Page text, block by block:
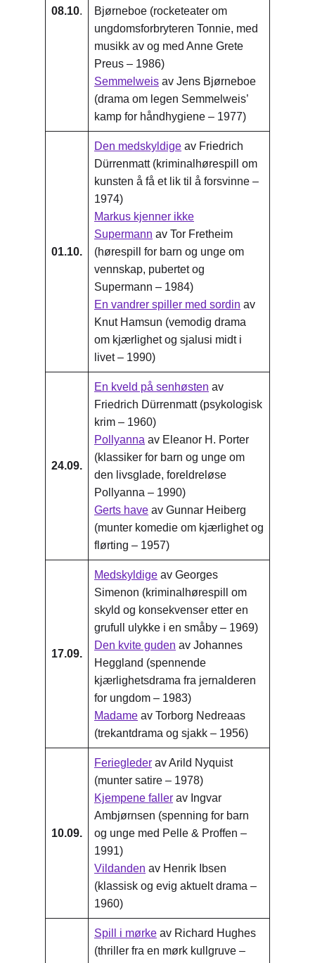
08.10.
Bjørneboe (rocketeater om
ungdomsforbryteren Tonnie, med
musikk av og med Anne Grete
Preus – 1986)
Semmelweis av Jens Bjørneboe
(drama om legen Semmelweis’
kamp for håndhygiene – 1977)
01.10.
Den medskyldige av Friedrich
Dürrenmatt (kriminalhørespill om
kunsten å få et lik til å forsvinne –
1974)
Markus kjenner ikke
Supermann av Tor Fretheim
(hørespill for barn og unge om
vennskap, pubertet og
Supermann – 1984)
En vandrer spiller med sordin av
Knut Hamsun (vemodig drama
om kjærlighet og sjalusi midt i
livet – 1990)
24.09.
En kveld på senhøsten av
Friedrich Dürrenmatt (psykologisk
krim – 1960)
Pollyanna av Eleanor H. Porter
(klassiker for barn og unge om
den livsglade, foreldreløse
Pollyanna – 1990)
Gerts have av Gunnar Heiberg
(munter komedie om kjærlighet og
flørting – 1957)
17.09.
Medskyldige av Georges
Simenon (kriminalhørespill om
skyld og konsekvenser etter en
grufull ulykke i en småby – 1969)
Den kvite guden av Johannes
Heggland (spennende
kjærlighetsdrama fra jernalderen
for ungdom – 1983)
Madame av Torborg Nedreaas
(trekantdrama og sjakk – 1956)
10.09.
Feriegleder av Arild Nyquist
(munter satire – 1978)
Kjempene faller av Ingvar
Ambjørnsen (spenning for barn
og unge med Pelle & Proffen –
1991)
Vildanden av Henrik Ibsen
(klassisk og evig aktuelt drama –
1960)
Spill i mørke av Richard Hughes
(thriller fra en mørk kullgruve –